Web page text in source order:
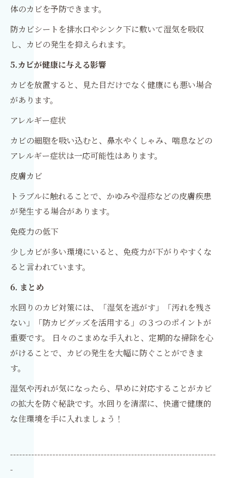
体のカビを予防できます。
防カビシートを排水口やシンク下に敷いて湿気を吸収
し、カビの発生を抑えられます。
5.カビが健康に与える影響
カビを放置すると、見た目だけでなく健康にも悪い場合
があります。
アレルギー症状
カビの細胞を吸い込むと、鼻水やくしゃみ、喘息などの
アレルギー症状は一応可能性はあります。
皮膚カビ
トラブルに触れることで、かゆみや湿疹などの皮膚疾患
が発生する場合があります。
免疫力の低下
少しカビが多い環境にいると、免疫力が下がりやすくな
ると言われています。
6. まとめ
水回りのカビ対策には、「湿気を逃がす」「汚れを残さ
ない」「防カビグッズを活用する」の３つのポイントが
重要です。 日々のこまめな手入れと、定期的な掃除を心
がけることで、カビの発生を大幅に防ぐことができま
す。
湿気や汚れが気になったら、早めに対応することがカビ
の拡大を防ぐ秘訣です。水回りを清潔に、快適で健康的
な住環境を手に入れましょう！
--------------------------------------------------------------------
-